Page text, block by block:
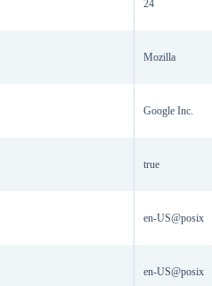
24
Mozilla
Google Inc.
true
en-US@posix
en-US@posix